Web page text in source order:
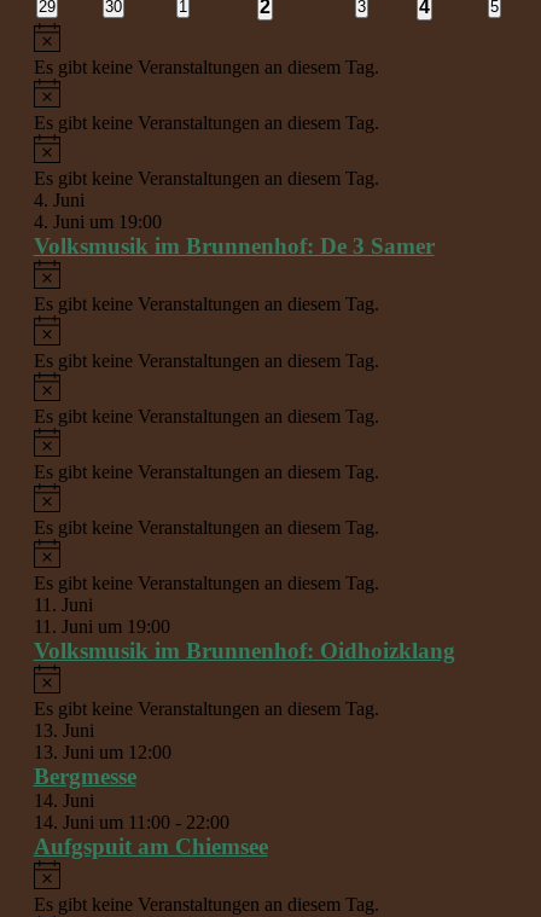
0
Veranstaltungen
29
0
Veranstaltungen
30
0
Veranstaltungen
1
1
Veranstaltung
2
0
Veranstaltungen
3
1
4
0
5
Hinweis
Es gibt keine Veranstaltungen an diesem Tag.
Hinweis
Es gibt keine Veranstaltungen an diesem Tag.
Hinweis
Es gibt keine Veranstaltungen an diesem Tag.
4. Juni
4. Juni um 19:00
Volksmusik im Brunnenhof: De 3 Samer
Hinweis
Es gibt keine Veranstaltungen an diesem Tag.
Hinweis
Es gibt keine Veranstaltungen an diesem Tag.
Hinweis
Es gibt keine Veranstaltungen an diesem Tag.
Hinweis
Es gibt keine Veranstaltungen an diesem Tag.
Hinweis
Es gibt keine Veranstaltungen an diesem Tag.
Hinweis
Es gibt keine Veranstaltungen an diesem Tag.
11. Juni
11. Juni um 19:00
Volksmusik im Brunnenhof: Oidhoizklang
Hinweis
Es gibt keine Veranstaltungen an diesem Tag.
13. Juni
13. Juni um 12:00
Bergmesse
14. Juni
14. Juni um 11:00- 22:00
Aufgspuit am Chiemsee
Hinweis
Es gibt keine Veranstaltungen an diesem Tag.